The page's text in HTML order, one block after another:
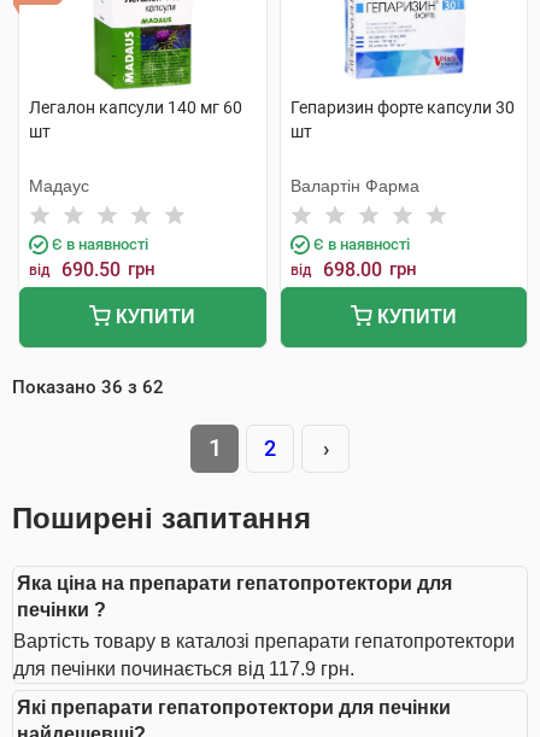
Легалон капсули 140 мг 60
шт
Мадаус
Є в наявності
від 690.50 грн
КУПИТИ
Гепаризин форте капсули 30
шт
Валартін Фарма
Є в наявності
від 698.00 грн
КУПИТИ
Показано 36 з 62
1 2 ›
Поширені запитання
Яка ціна на препарати гепатопротектори для
печінки ?
Вартість товару в каталозі препарати гепатопротектори
для печінки починається від 117.9 грн.
Які препарати гепатопротектори для печінки